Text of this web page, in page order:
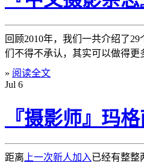
回顾2010年，我们一共介绍了
们不得不承认，其实可以做得更
» 阅读全文
Jul 6
『摄影师』玛
距离 上一次新人加入已经有整整